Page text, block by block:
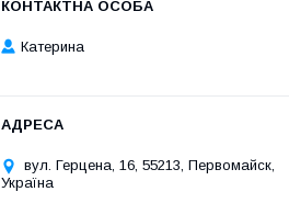
Катерина
вул. Герцена, 16, 55213, Первомайск,
Україна